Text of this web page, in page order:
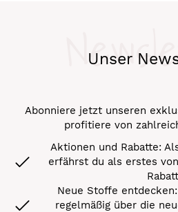
Unser
Abonniere jetzt unseren
profitiere von
Aktionen und Rabatte:
erfährst du als erstes
Neue Stoffe
regelmäßig über die